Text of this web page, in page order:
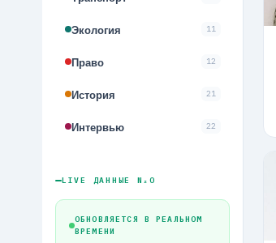
Экология 11
Право 12
История 21
Интервью 22
LIVE ДАННЫЕ N₂O
ОБНОВЛЯЕТСЯ В РЕАЛЬНОМ
ВРЕМЕНИ